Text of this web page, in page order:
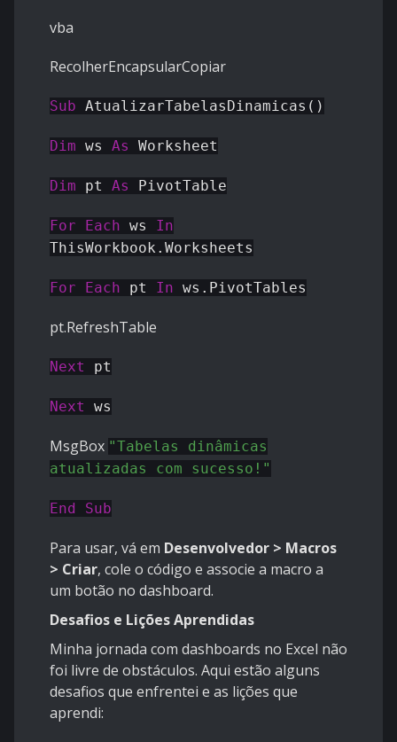
vba
RecolherEncapsularCopiar
Sub AtualizarTabelasDinamicas()
Dim ws As Worksheet
Dim pt As PivotTable
For Each ws In
ThisWorkbook.Worksheets
For Each pt In ws.PivotTables
pt.RefreshTable
Next pt
Next ws
MsgBox "Tabelas dinâmicas
atualizadas com sucesso!"
End Sub
Para usar, vá em Desenvolvedor > Macros
> Criar, cole o código e associe a macro a
um botão no dashboard.
Desafios e Lições Aprendidas
Minha jornada com dashboards no Excel não
foi livre de obstáculos. Aqui estão alguns
desafios que enfrentei e as lições que
aprendi: